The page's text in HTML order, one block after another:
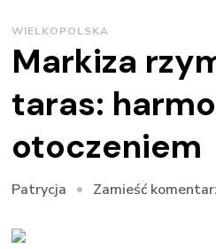
WIELKOPOLSKA
Markiza
taras:
otoczeniem
Patrycja Zamieść